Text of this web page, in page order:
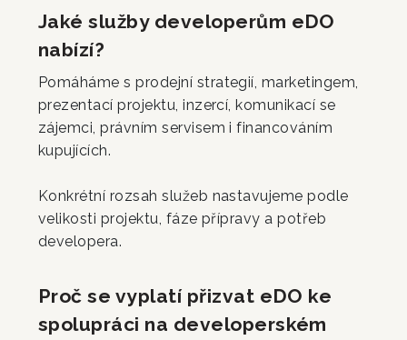
Jaké služby developerům eDO
nabízí?
Pomáháme s prodejní strategií, marketingem,
prezentací projektu, inzercí, komunikací se
zájemci, právním servisem i financováním
kupujících.
Konkrétní rozsah služeb nastavujeme podle
velikosti projektu, fáze přípravy a potřeb
developera.
Proč se vyplatí přizvat eDO ke
spolupráci na developerském